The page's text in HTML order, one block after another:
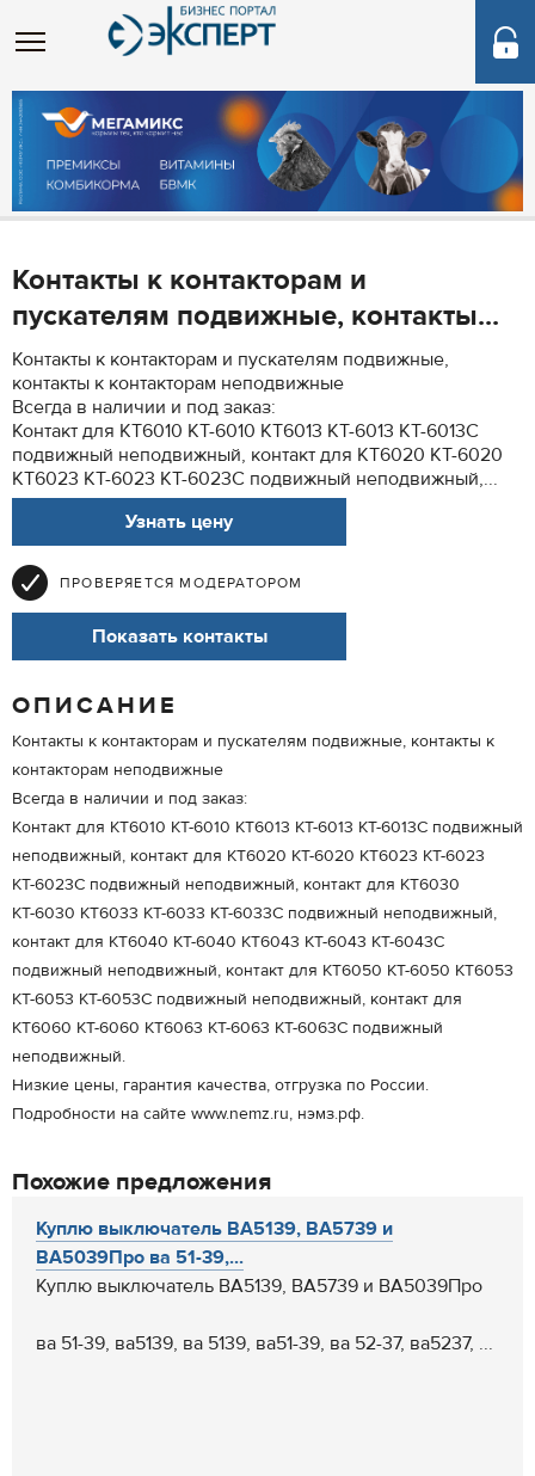
Контакты к контакторам и
пускателям подвижные, контакты...
Контакты к контакторам и пускателям подвижные,
контакты к контакторам неподвижные
Всегда в наличии и под заказ:
Контакт для КТ6010 КТ-6010 КТ6013 КТ-6013 КТ-6013С
подвижный неподвижный, контакт для КТ6020 КТ-6020
КТ6023 КТ-6023 КТ-6023С подвижный неподвижный,...
Узнать цену
ПРОВЕРЯЕТСЯ МОДЕРАТОРОМ
Показать контакты
ОПИСАНИЕ
Контакты к контакторам и пускателям подвижные, контакты к
контакторам неподвижные
Всегда в наличии и под заказ:
Контакт для КТ6010 КТ-6010 КТ6013 КТ-6013 КТ-6013С подвижный
неподвижный, контакт для КТ6020 КТ-6020 КТ6023 КТ-6023
КТ-6023С подвижный неподвижный, контакт для КТ6030
КТ-6030 КТ6033 КТ-6033 КТ-6033С подвижный неподвижный,
контакт для КТ6040 КТ-6040 КТ6043 КТ-6043 КТ-6043С
подвижный неподвижный, контакт для КТ6050 КТ-6050 КТ6053
КТ-6053 КТ-6053С подвижный неподвижный, контакт для
КТ6060 КТ-6060 КТ6063 КТ-6063 КТ-6063С подвижный
неподвижный.
Низкие цены, гарантия качества, отгрузка по России.
Подробности на сайте www.nemz.ru, нэмз.рф.
Похожие предложения
Куплю выключатель ВА5139, ВА5739 и
ВА5039Про ва 51-39,...
Куплю выключатель ВА5139, ВА5739 и ВА5039Про
ва 51-39, ва5139, ва 5139, ва51-39, ва 52-37, ва5237, ...